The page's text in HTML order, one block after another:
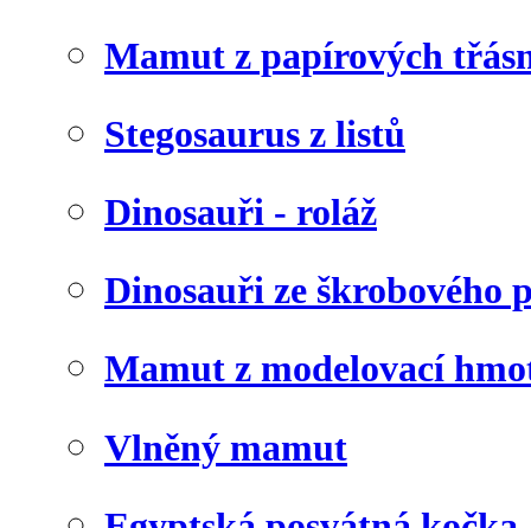
Mamut z papírových
Stegosaurus z listů
Dinosauři - roláž
Dinosauři ze škrobového
Mamut z modelovací
Vlněný mamut